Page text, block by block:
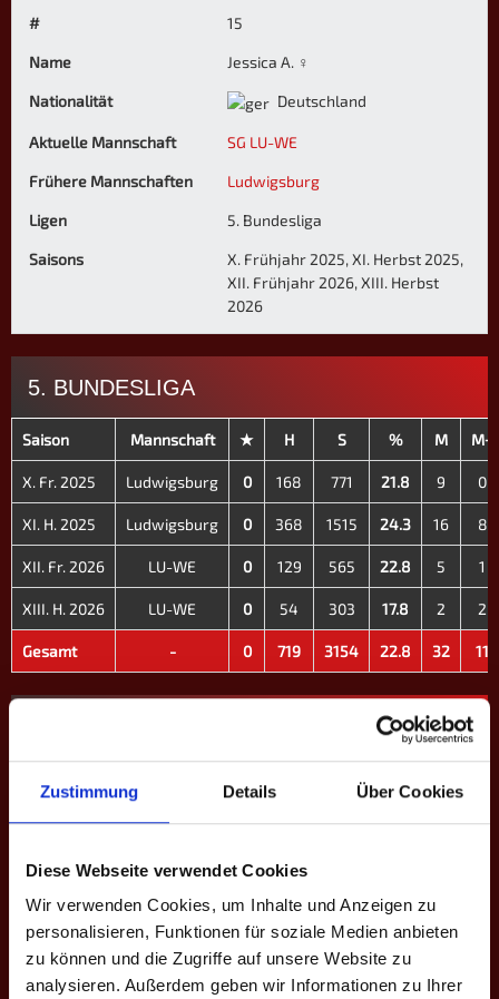
Zustimmung Details Über Cookies
Diese Webseite verwendet Cookies
Wir verwenden Cookies, um Inhalte und Anzeigen zu
personalisieren, Funktionen für soziale Medien anbieten
zu können und die Zugriffe auf unsere Website zu
analysieren. Außerdem geben wir Informationen zu Ihrer
# 15
Name Jessica A. ♀
Nationalität Deutschland
Aktuelle Mannschaft SG LU-WE
Frühere Mannschaften Ludwigsburg
Ligen 5. Bundesliga
Saisons
X. Frühjahr 2025, XI. Herbst 2025,
XII. Frühjahr 2026, XIII. Herbst
2026
5. BUNDESLIGA
Saison Mannschaft ★ H S % M M+
X. Fr. 2025 Ludwigsburg 0 168 771 21.8 9 0
XI. H. 2025 Ludwigsburg 0 368 1515 24.3 16 8
XII. Fr. 2026 LU-WE 0 129 565 22.8 5 1
XIII. H. 2026 LU-WE 0 54 303 17.8 2 2
Gesamt - 0 719 3154 22.8 32 11
Auswärts
5.
11 LU-WE 4 - 8 Vechta
B - XII.